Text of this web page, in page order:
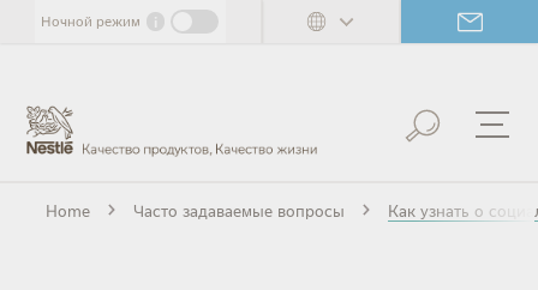
content
Ночной режим i
Home Часто задаваемые вопросы Как узнать о